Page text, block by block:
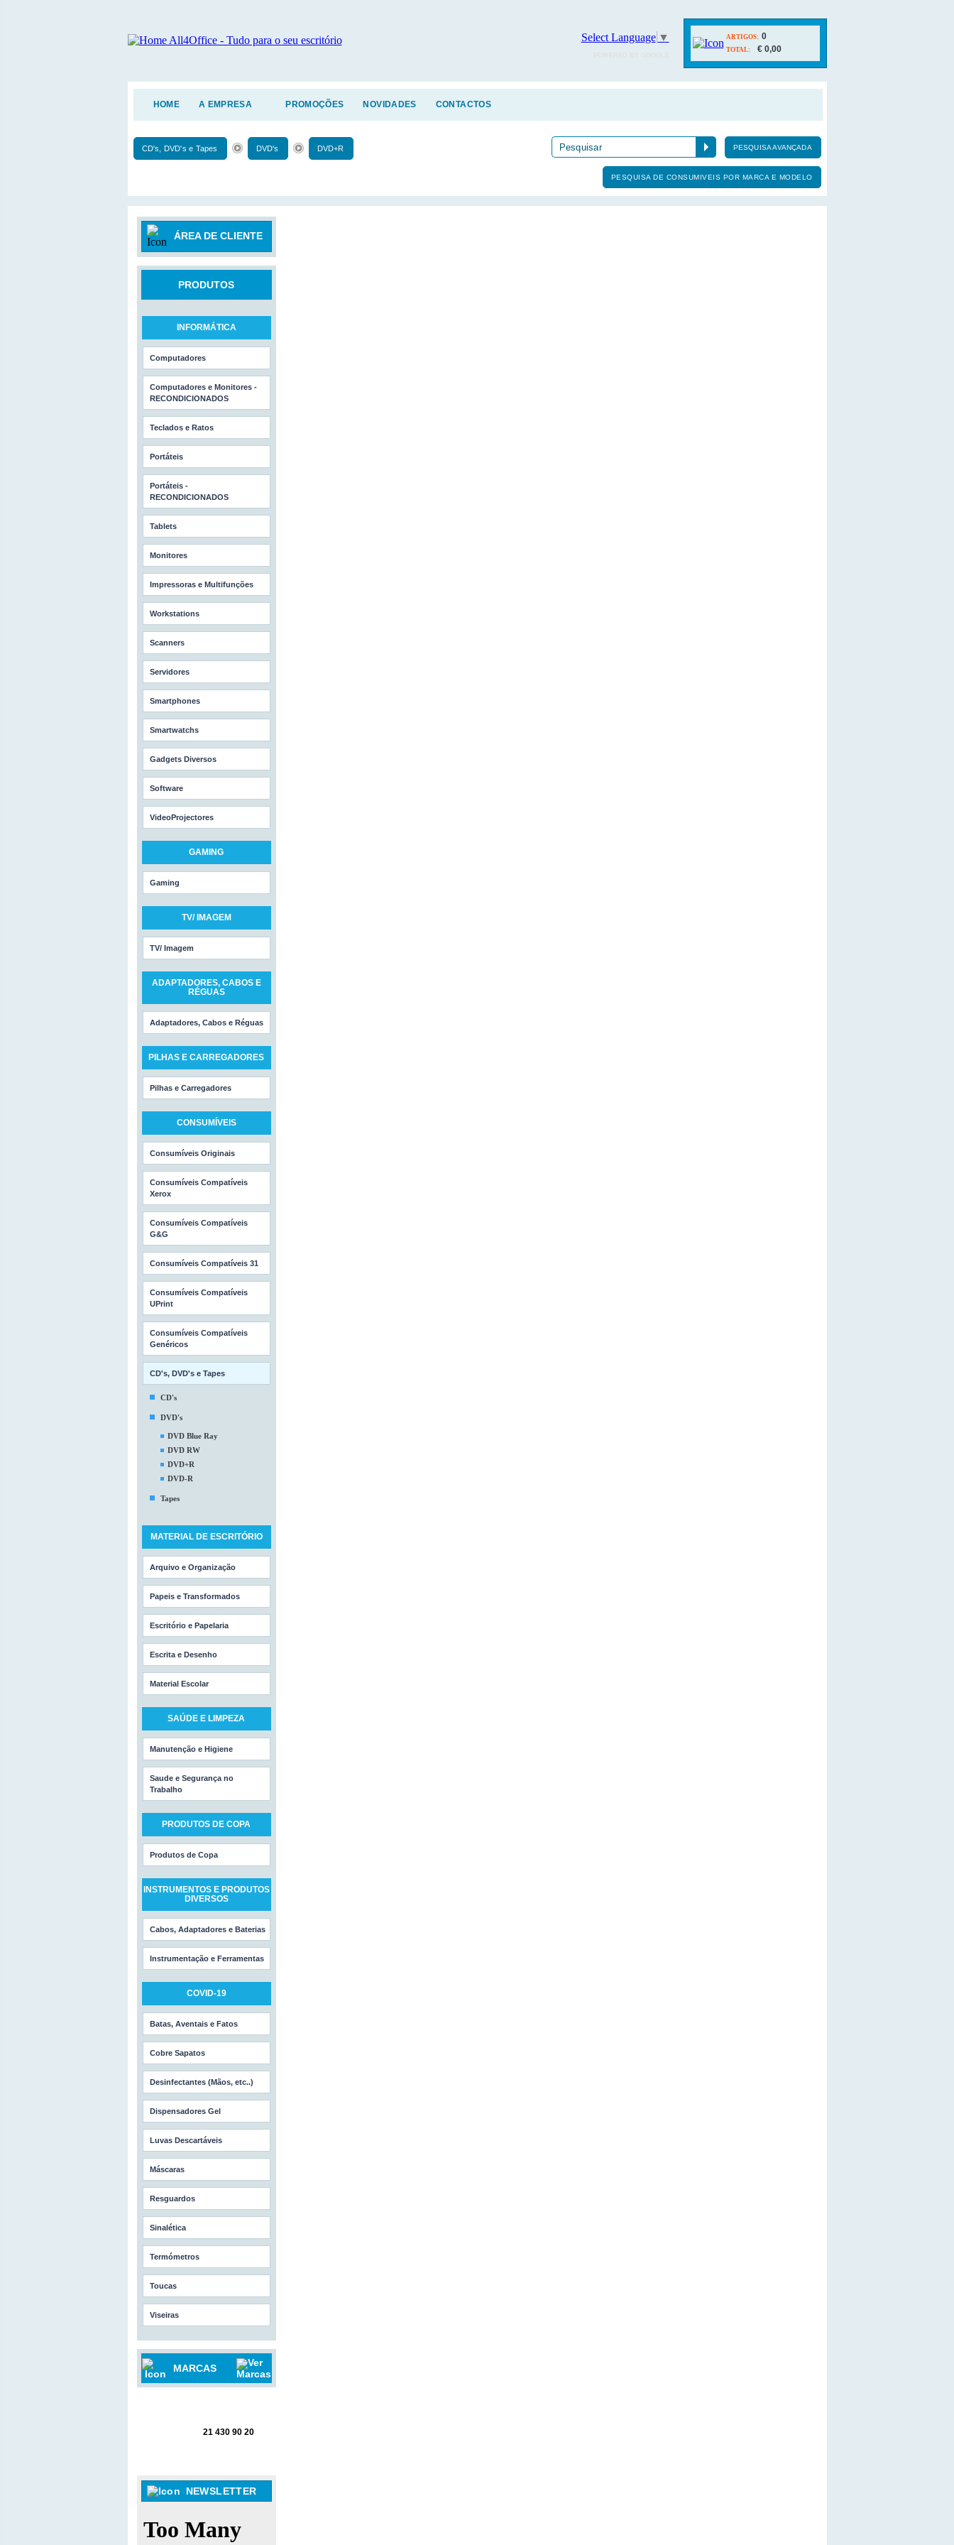
Select Language ▼ ARTIGOS: 0
TOTAL: € 0,00
HOME A EMPRESA PROMOÇÕES NOVIDADES CONTACTOS
CD's, DVD's e Tapes DVD's DVD+R PESQUISA AVANÇADA
PESQUISA DE CONSUMIVEIS POR MARCA E MODELO
ÁREA DE CLIENTE
PRODUTOS
INFORMÁTICA
Computadores
Computadores e Monitores -
RECONDICIONADOS
Teclados e Ratos
Portáteis
Portáteis -
RECONDICIONADOS
Tablets
Monitores
Impressoras e Multifunções
Workstations
Scanners
Servidores
Smartphones
Smartwatchs
Gadgets Diversos
Software
VideoProjectores
GAMING
Gaming
TV/ IMAGEM
TV/ Imagem
ADAPTADORES, CABOS E
RÉGUAS
Adaptadores, Cabos e Réguas
PILHAS E CARREGADORES
Pilhas e Carregadores
CONSUMÍVEIS
Consumíveis Originais
Consumíveis Compatíveis
Xerox
Consumíveis Compatíveis
G&G
Consumíveis Compatíveis 31
Consumíveis Compatíveis
UPrint
Consumíveis Compatíveis
Genéricos
CD's, DVD's e Tapes
CD's
DVD's
DVD Blue Ray
DVD RW
DVD+R
DVD-R
Tapes
MATERIAL DE ESCRITÓRIO
Arquivo e Organização
Papeis e Transformados
Escritório e Papelaria
Escrita e Desenho
Material Escolar
SAÚDE E LIMPEZA
Manutenção e Higiene
Saude e Segurança no
Trabalho
PRODUTOS DE COPA
Produtos de Copa
INSTRUMENTOS E PRODUTOS
DIVERSOS
Cabos, Adaptadores e Baterias
Instrumentação e Ferramentas
COVID-19
Batas, Aventais e Fatos
Cobre Sapatos
Desinfectantes (Mãos, etc..)
Dispensadores Gel
Luvas Descartáveis
Máscaras
Resguardos
Sinalética
Termómetros
Toucas
Viseiras
MARCAS
21 430 90 20
NEWSLETTER